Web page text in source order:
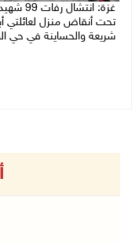
غزة: انتشال
تحت أنقاض منزل لعائلتي
شريعة والحساينة في حي